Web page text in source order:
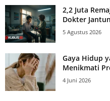
2,2 Juta
Dokter
5 Agustus 2026
Gaya Hidup
Menikmati
4 Juni 2026